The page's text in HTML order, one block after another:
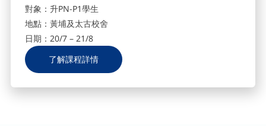
對象：升PN-P1學生
地點：黃埔及太古校舍
日期：20/7 – 21/8
了解課程詳情